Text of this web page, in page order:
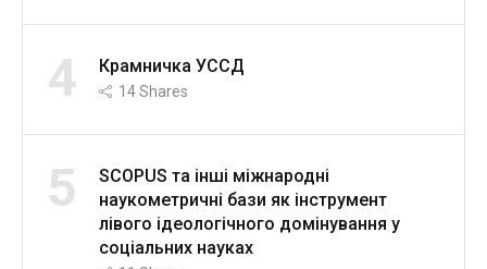
4 Крамничка УССД
14Shares
5
SCOPUS та інші міжнародні
наукометричні бази як інструмент
лівого ідеологічного домінування у
соціальних науках